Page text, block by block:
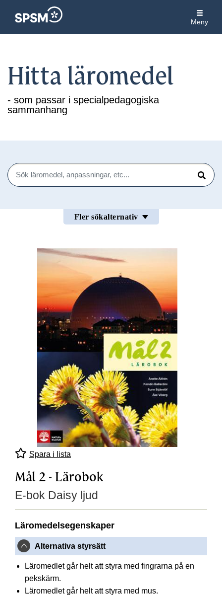
Meny
Hitta läromedel
- som passar i specialpedagogiska
sammanhang
Sök
Sök
Fler sökalternativ
Spara i lista
Mål 2 - Lärobok
E-bok Daisy ljud
Läromedelsegenskaper
Alternativa styrsätt
Läromedlet går helt att styra med fingrarna på en
pekskärm.
Läromedlet går helt att styra med mus.